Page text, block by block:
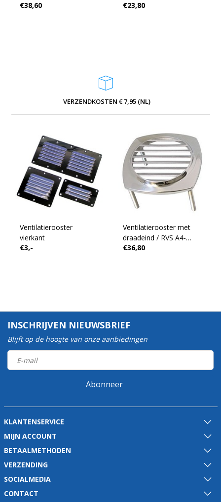
schilden
€38,60
schilden
€23,80
VERZENDKOSTEN € 7,95 (NL)
Ventilatierooster
vierkant
€3,-
Ventilatierooster met
draadeind / RVS A4-
AISI316
€36,80
INSCHRIJVEN NIEUWSBRIEF
Blijft op de hoogte van onze aanbiedingen
Abonneer
KLANTENSERVICE
MIJN ACCOUNT
BETAALMETHODEN
VERZENDING
SOCIALMEDIA
CONTACT